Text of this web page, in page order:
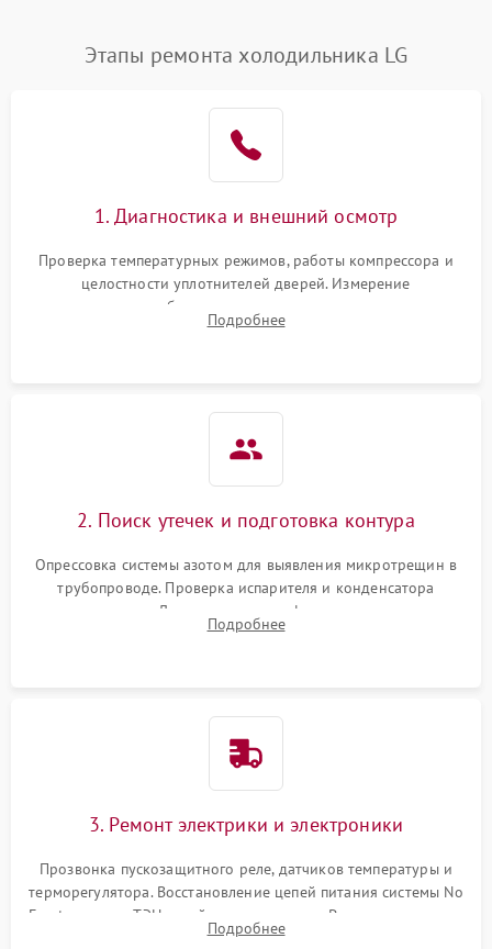
Этапы ремонта холодильника LG
1. Диагностика и внешний осмотр
Проверка температурных режимов, работы компрессора и
целостности уплотнителей дверей. Измерение
сопротивления обмоток мотора, проверка термостата и
считывание кодов ошибок с электронного дисплея.
Подробнее
2. Поиск утечек и подготовка контура
Опрессовка системы азотом для выявления микротрещин в
трубопроводе. Проверка испарителя и конденсатора
течеискателем. Демонтаж старого фильтра-осушителя и
продувка капиллярной трубки для устранения засоров.
Подробнее
3. Ремонт электрики и электроники
Прозвонка пускозащитного реле, датчиков температуры и
терморегулятора. Восстановление цепей питания системы No
Frost, включая ТЭН оттайки и вентилятор. Ремонт или замена
платы управления при сбоях алгоритмов.
Подробнее